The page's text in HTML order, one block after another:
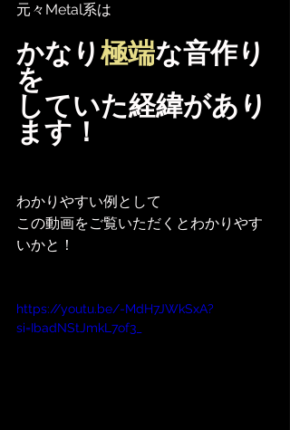
元々Metal系は
かなり 極端な音作り
を
していた経緯があり
ます！
わかりやすい例として
この動画をご覧いただくとわかりやす
いかと！
https://youtu.be/-MdH7JWkSxA?
si=IbadNStJmkL7of3_